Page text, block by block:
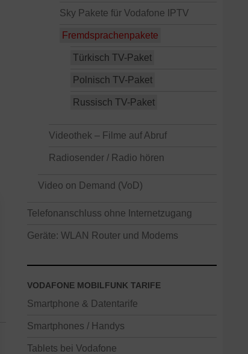
Sky Pakete für Vodafone IPTV
Fremdsprachenpakete
Türkisch TV-Paket
Polnisch TV-Paket
Russisch TV-Paket
Videothek – Filme auf Abruf
Radiosender / Radio hören
Video on Demand (VoD)
Telefonanschluss ohne Internetzugang
Geräte: WLAN Router und Modems
VODAFONE MOBILFUNK TARIFE
Smartphone & Datentarife
Smartphones / Handys
Tablets bei Vodafone